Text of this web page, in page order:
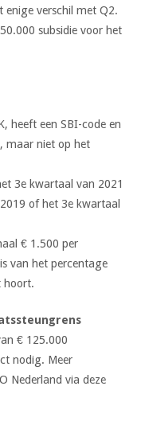
enige verschil met Q2.
subsidie voor het
heeft een SBI-code en
maar niet op het
3e kwartaal van 2021
of het 3e kwartaal
€ 1.500 per
van het percentage
hoort.
€ 125.000
nodig. Meer
Nederland via deze